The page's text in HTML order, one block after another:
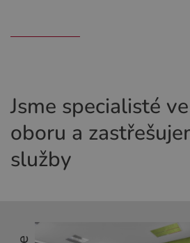
Jsme specialisté
oboru a
služby